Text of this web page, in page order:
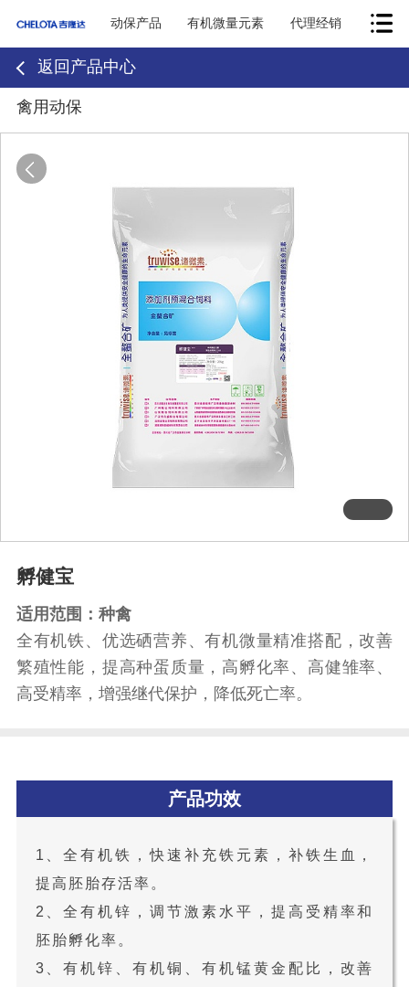
动保产品 有机微量元素 代理经销
返回产品中心
禽用动保
孵健宝
适用范围：种禽
全有机铁、优选硒营养、有机微量精准搭配，改善
繁殖性能，提高种蛋质量，高孵化率、高健雏率、
高受精率，增强继代保护，降低死亡率。
产品功效
1、全有机铁，快速补充铁元素，补铁生血，
提高胚胎存活率。
2、全有机锌，调节激素水平，提高受精率和
胚胎孵化率。
3、有机锌、有机铜、有机锰黄金配比，改善